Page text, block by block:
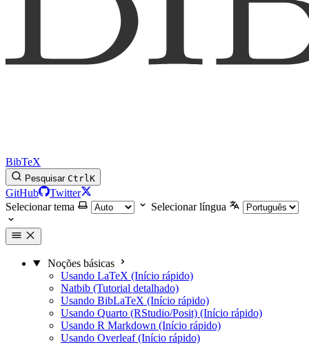
BibTeX
Pesquisar CtrlK
GitHub
Twitter
Selecionar tema
Selecionar língua
Noções básicas
Usando LaTeX (Início rápido)
Natbib (Tutorial detalhado)
Usando BibLaTeX (Início rápido)
Usando Quarto (RStudio/Posit) (Início rápido)
Usando R Markdown (Início rápido)
Usando Overleaf (Início rápido)